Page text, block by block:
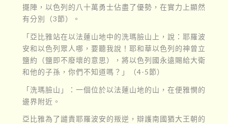
擺陣，以色列的八十萬勇士佔盡了優勢，在實力上顯然
有分別（3節）。
「亞比雅站在以法蓮山地中的洗瑪臉山上，說：耶羅波
安和以色列眾人哪，要聽我說！耶和華以色列的神曾立
鹽約（鹽即不廢壞的意思），將以色列國永遠賜給大衛
和他的子孫，你們不知道嗎？」（4-5節）
「洗瑪臉山」：一個位於以法蓮山地的山，在便雅憫的
邊界附近。
亞比雅為了譴責耶羅波安的叛逆，辯護南國猶大王朝的